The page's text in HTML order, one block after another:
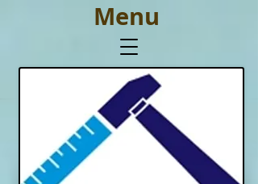
Menu